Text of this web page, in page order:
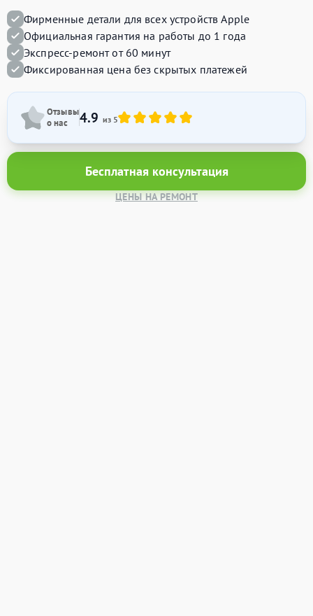
Фирменные детали для всех устройств Apple
Официальная гарантия на работы до 1 года
Экспресс-ремонт от 60 минут
Фиксированная цена без скрытых платежей
Отзывы
о нас
4.9 из 5
Бесплатная консультация
ЦЕНЫ НА РЕМОНТ